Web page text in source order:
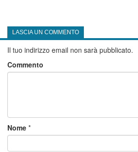
LASCIA UN COMMENTO
Il tuo indirizzo email non sarà pubblicato.
Commento
Nome *